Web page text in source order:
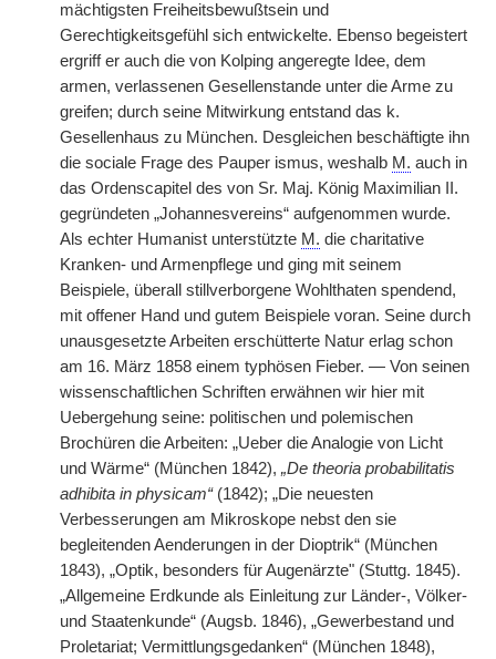
mächtigsten Freiheitsbewußtsein und
Gerechtigkeitsgefühl sich entwickelte. Ebenso begeistert
ergriff er auch die von Kolping angeregte Idee, dem
armen, verlassenen Gesellenstande unter die Arme zu
greifen; durch seine Mitwirkung entstand das k.
Gesellenhaus zu München. Desgleichen beschäftigte ihn
die sociale Frage des Pauper ismus, weshalb M. auch in
das Ordenscapitel des von Sr. Maj. König Maximilian II.
gegründeten „Johannesvereins“ aufgenommen wurde.
Als echter Humanist unterstützte M. die charitative
Kranken- und Armenpflege und ging mit seinem
Beispiele, überall stillverborgene Wohlthaten spendend,
mit offener Hand und gutem Beispiele voran. Seine durch
unausgesetzte Arbeiten erschütterte Natur erlag schon
am 16. März 1858 einem typhösen Fieber. — Von seinen
wissenschaftlichen Schriften erwähnen wir hier mit
Uebergehung seine: politischen und polemischen
Brochüren die Arbeiten: „Ueber die Analogie von Licht
und Wärme“ (München 1842), „De theoria probabilitatis
adhibita in physicam“(1842); „Die neuesten
Verbesserungen am Mikroskope nebst den sie
begleitenden Aenderungen in der Dioptrik“ (München
1843), „Optik, besonders für Augenärzte" (Stuttg. 1845).
„Allgemeine Erdkunde als Einleitung zur Länder-, Völker-
und Staatenkunde“ (Augsb. 1846), „Gewerbestand und
Proletariat; Vermittlungsgedanken“ (München 1848),